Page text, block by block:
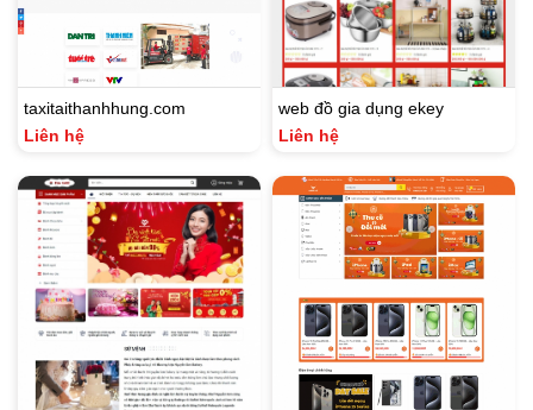
taxitaithanhhung.com
Liên hệ
web đồ gia dụng ekey
Liên hệ